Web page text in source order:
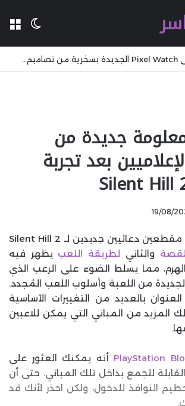
21 معلومة جديدة من
بعد تجربة
Silent Hill
19/08/
حصلنا اليوم على مقطعين دعائيين جديدين لـ Silent Hill 2
والثاني لطريقة اللعب يظهر فيه
مما يسلط الضوء على الرعب الذي
من اللعبة وأسلوب اللعب المُجدد.
بالعديد من التغييرات الأساسية
المزيد من المباني التي يمكن للاعبين
أنه يمكنك العثور على
القابلة للجمع بداخل تلك المباني. حتى أن
النوافذ للدخول، ولكن احذر لأنك قد